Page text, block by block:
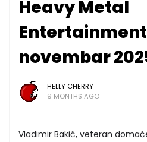
Heavy Metal
novembar
HELLY CHERRY
9 MONTHS AGO
Vladimir Bakić, veteran